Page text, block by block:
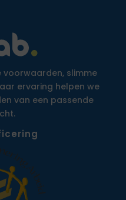
voorwaarden, slimme
ervaring helpen we
van een passende